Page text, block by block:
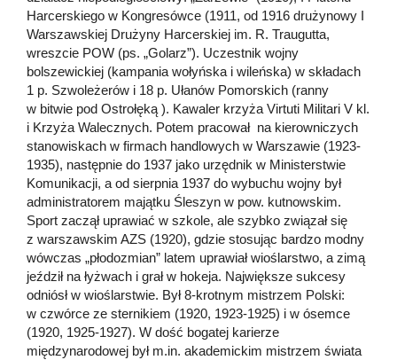
Harcerskiego w Kongresówce (1911, od 1916 drużynowy I
Warszawskiej Drużyny Harcerskiej im. R. Traugutta,
wreszcie POW (ps. „Golarz”). Uczestnik wojny
bolszewickiej (kampania wołyńska i wileńska) w składach
1 p. Szwoleżerów i 18 p. Ułanów Pomorskich (ranny
w bitwie pod Ostrołęką ). Kawaler krzyża Virtuti Militari V kl.
i Krzyża Walecznych. Potem pracował na kierowniczych
stanowiskach w firmach handlowych w Warszawie (1923-
1935), następnie do 1937 jako urzędnik w Ministerstwie
Komunikacji, a od sierpnia 1937 do wybuchu wojny był
administratorem majątku Śleszyn w pow. kutnowskim.
Sport zaczął uprawiać w szkole, ale szybko związał się
z warszawskim AZS (1920), gdzie stosując bardzo modny
wówczas „płodozmian” latem uprawiał wioślarstwo, a zimą
jeździł na łyżwach i grał w hokeja. Największe sukcesy
odniósł w wioślarstwie. Był 8-krotnym mistrzem Polski:
w czwórce ze sternikiem (1920, 1923-1925) i w ósemce
(1920, 1925-1927). W dość bogatej karierze
międzynarodowej był m.in. akademickim mistrzem świata